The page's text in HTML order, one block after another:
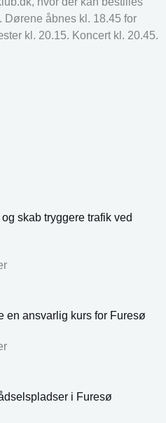
Dørene åbnes kl. 18.45 for
kl. 20.15. Koncert kl. 20.45.
skab tryggere trafik ved
en ansvarlig kurs for Furesø
i Furesø